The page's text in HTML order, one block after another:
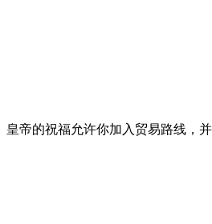
皇帝的祝福允许你加入贸易路线，